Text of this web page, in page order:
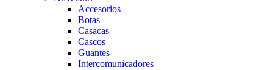
Accesorios
Botas
Casacas
Cascos
Guantes
Intercomunicadores